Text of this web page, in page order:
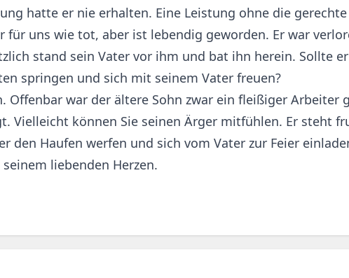
hatte er nie erhalten. Eine Leistung ohne die
für uns wie tot, aber ist lebendig geworden. Er war
stand sein Vater vor ihm und bat ihn herein. Sollte
springen und sich mit seinem Vater freuen?
Offenbar war der ältere Sohn zwar ein fleißiger Arbeiter
Vielleicht können Sie seinen Ärger mitfühlen. Er steht
den Haufen werfen und sich vom Vater zur Feier
liebenden Herzen.